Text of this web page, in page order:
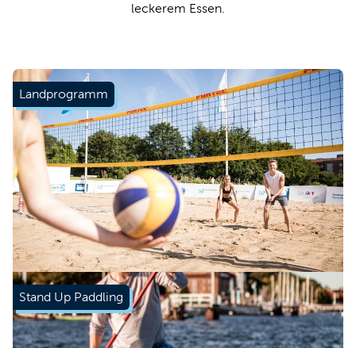
leckerem Essen.
Landprogramm
Mehr erfahren
Stand Up Paddling